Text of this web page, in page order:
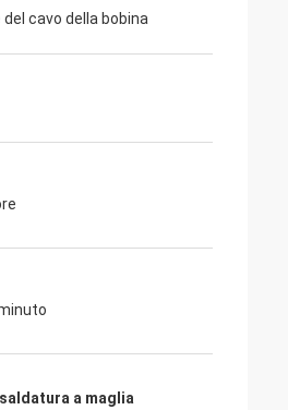
cavo della bobina
a maglia